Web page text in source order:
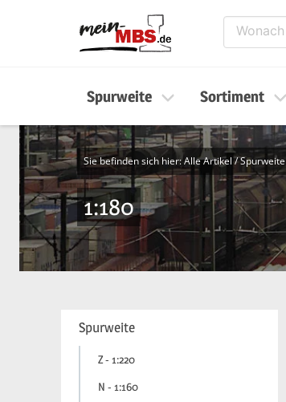
Spurweite Sortiment
Sie befinden sich hier:Alle Artikel/Spurweite
1:180
Spurweite
Z - 1:220
N - 1:160